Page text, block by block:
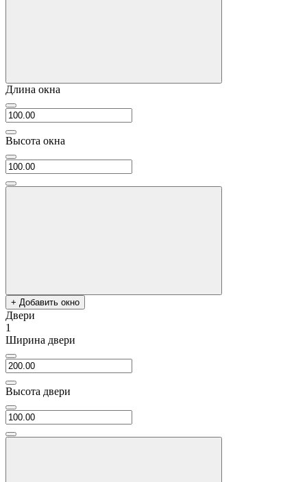
Длина окна
Высота окна
+ Добавить окно
Двери
1
Ширина двери
Высота двери